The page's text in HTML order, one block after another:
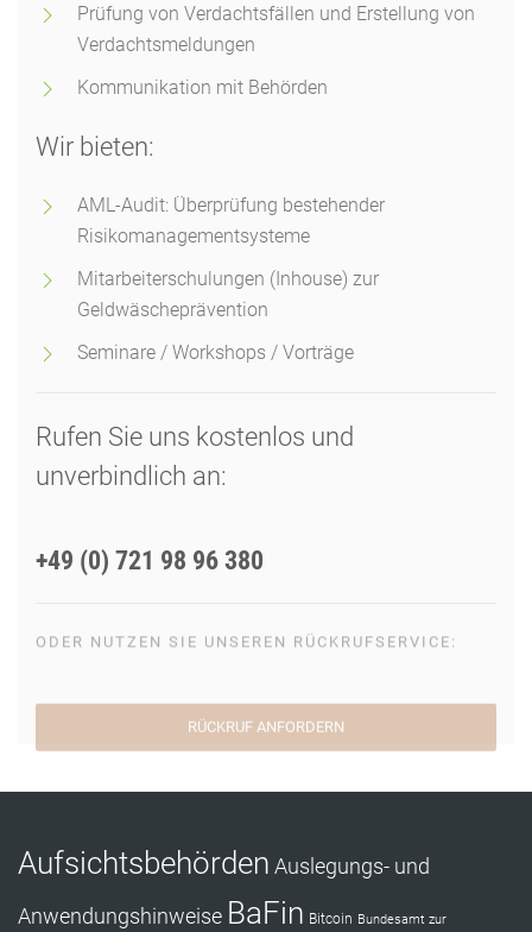
Prüfung von Verdachtsfällen und Erstellung von
Verdachtsmeldungen
Kommunikation mit Behörden
Wir bieten:
AML-Audit: Überprüfung bestehender
Risikomanagementsysteme
Mitarbeiterschulungen (Inhouse) zur
Geldwäscheprävention
Seminare / Workshops / Vorträge
Rufen Sie uns kostenlos und
unverbindlich an:
+49 (0) 721 98 96 380
ODER NUTZEN SIE UNSEREN RÜCKRUFSERVICE:
Aufsichtsbehörden Auslegungs- und
Anwendungshinweise BaFin Bitcoin Bundesamt zur